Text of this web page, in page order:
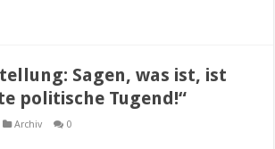
Sagen, was ist, ist
politische Tugend!“
Archiv 0